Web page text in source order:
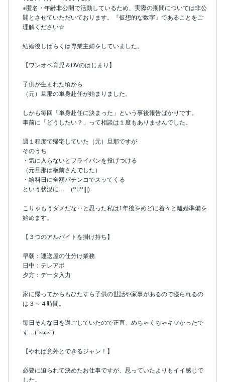
※匿名・年齢非公開で活動しているため、実際の期間については非公
開とさせていただいております。『仮想的な数字』であることをご
理解ください☆
結婚後しばらくは専業主婦をしていました。
【ワンオペ育児＆DVのはじまり】
子供が生まれた頃から
（元）旦那の単身赴任が始まりました。
しかも毎回「単身赴任に決まった」という事後報告ばかりです。
事前に「どうしたい？」って相談は１度もありませんでした。
週１程度で帰宅していた（元）旦那ですが
そのうち
・気に入らないとフライパンを投げつける
（元旦那は板前さんでした）
・給料日に全額パチンコでスッてくる
という状況に…　(꒪ꇴ꒪|||)
こりゃもうダメだな‥と思った私は1年後をめどに着々と離婚準備を
始めます。
【３つのアルバイトを掛け持ち】
早朝：運送屋の仕分け業務
日中：テレアポ
夕方：データ入力
家に帰ってからもひたすら子供の世話や家事があるので寝られるの
は３～４時間。
毎日そんな日を過ごしていたので正直、めちゃくちゃキツかったで
す…(´×ω×`)
【やれば意外とできるジャン！】
必要に迫られて決めたお仕事ですが、思っていたよりもイイ感じで
した。